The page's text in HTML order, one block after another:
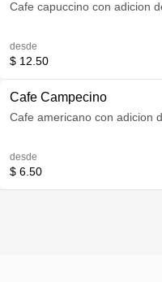
Cafe capuccino con adicion
desde
$ 12.50
Cafe Campecino
Cafe americano con adicion
desde
$ 6.50